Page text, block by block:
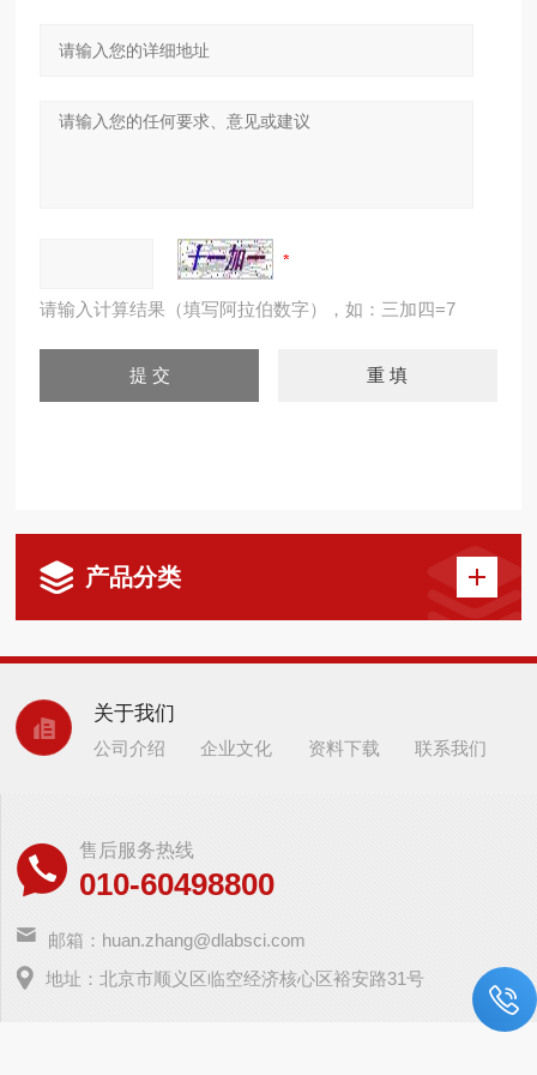
请输入计算结果（填写阿拉伯数字），如：三加四=7
产品分类
关于我们
公司介绍 企业文化 资料下载 联系我们
售后服务热线
010-60498800
邮箱：huan.zhang@dlabsci.com
地址：北京市顺义区临空经济核心区裕安路31号